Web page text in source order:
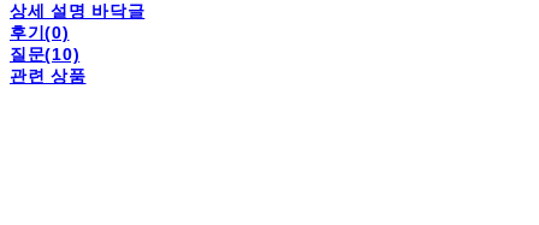
상세 설명 바닥글
후기(0)
질문(10)
관련 상품